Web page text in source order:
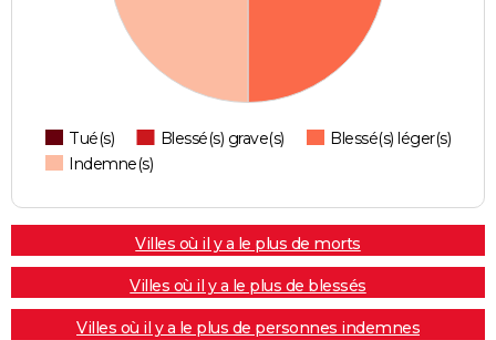
Tué(s) Blessé(s) grave(s)
Blessé(s) léger(s)
Indemne(s)
Villes où il y a le plus de morts
Villes où il y a le plus de blessés
Villes où il y a le plus de personnes indemnes